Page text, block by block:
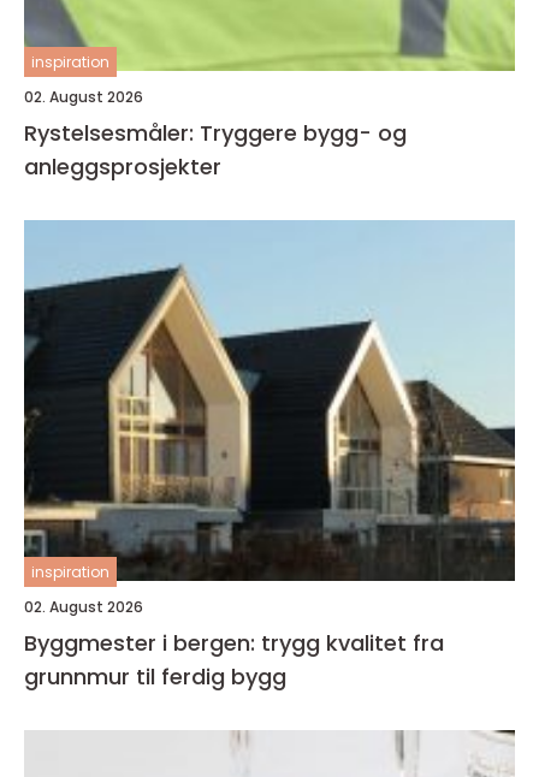
inspiration
02. August 2026
Rystelsesmåler: Tryggere bygg- og
anleggsprosjekter
inspiration
02. August 2026
Byggmester i bergen: trygg kvalitet fra
grunnmur til ferdig bygg